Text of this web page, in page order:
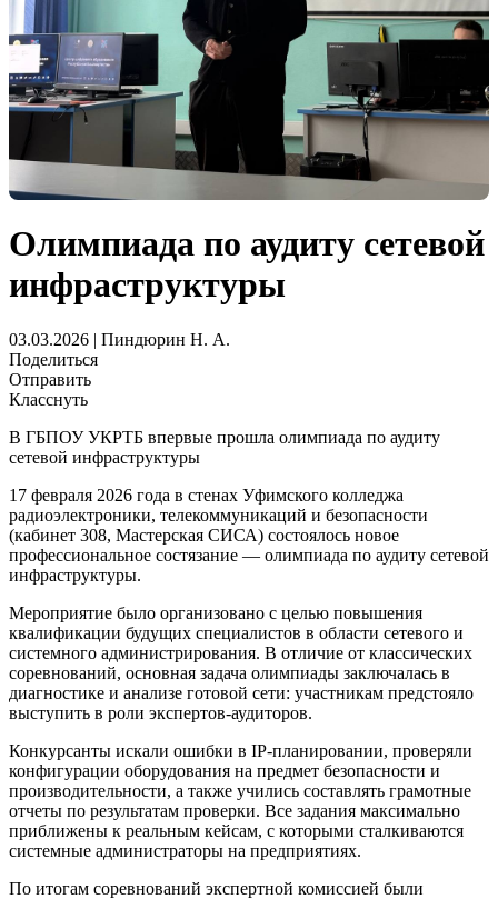
Олимпиада по аудиту сетевой
инфраструктуры
03.03.2026 | Пиндюрин Н. А.
Поделиться
Отправить
Класснуть
В ГБПОУ УКРТБ впервые прошла олимпиада по аудиту
сетевой инфраструктуры
17 февраля 2026 года в стенах Уфимского колледжа
радиоэлектроники, телекоммуникаций и безопасности
(кабинет 308, Мастерская СИСА) состоялось новое
профессиональное состязание — олимпиада по аудиту сетевой
инфраструктуры.
Мероприятие было организовано с целью повышения
квалификации будущих специалистов в области сетевого и
системного администрирования. В отличие от классических
соревнований, основная задача олимпиады заключалась в
диагностике и анализе готовой сети: участникам предстояло
выступить в роли экспертов-аудиторов.
Конкурсанты искали ошибки в IP-планировании, проверяли
конфигурации оборудования на предмет безопасности и
производительности, а также учились составлять грамотные
отчеты по результатам проверки. Все задания максимально
приближены к реальным кейсам, с которыми сталкиваются
системные администраторы на предприятиях.
По итогам соревнований экспертной комиссией были